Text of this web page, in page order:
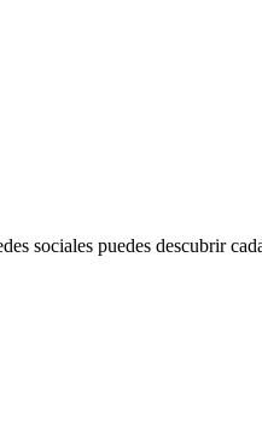
sociales puedes descubrir